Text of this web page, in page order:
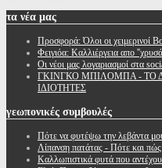
τα νέα μας
Προσφορά: Όλοι οι χειμερινοί
Φειγιόα: Καλλιέργεια απο
Oι νέοι μας λογαριασμοί στα
ΓΚΙΝΓΚΟ ΜΠΙΛΟΜΠΑ - ΤΟ
ΙΔΙΟΤΗΤΕΣ
γεωπονικές συμβουλές
Πότε να φυτέψω την λεβάντα
Λίπανση πατάτας - Πότε και πώς
Καλλωπιστικά φυτά που